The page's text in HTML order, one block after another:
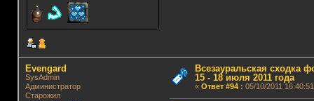
Evengard
SysAdmin
Администратор
Старожил
Всезауральская сходка
15 - 18 июля 2011 года
« Ответ #94: 05/10/2011